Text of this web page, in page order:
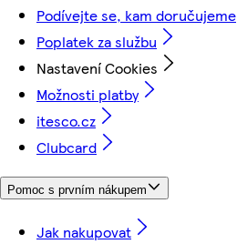
Podívejte se, kam doručujeme
Poplatek za službu
Nastavení Cookies
Možnosti platby
itesco.cz
Clubcard
Pomoc s prvním nákupem
Jak nakupovat